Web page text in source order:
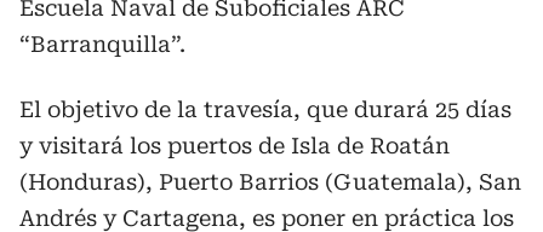
Escuela Naval de Suboficiales ARC
“Barranquilla”.
El objetivo de la travesía, que durará 25 días
y visitará los puertos de Isla de Roatán
(Honduras), Puerto Barrios (Guatemala), San
Andrés y Cartagena, es poner en práctica los